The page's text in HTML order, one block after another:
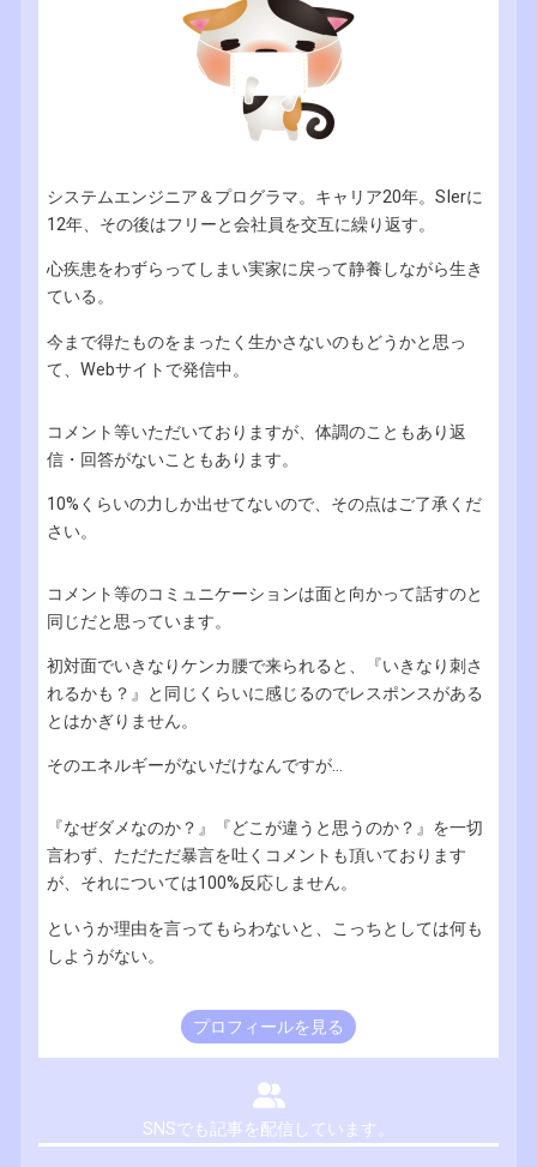
システムエンジニア＆プログラマ。キャリア20年。SIerに
12年、その後はフリーと会社員を交互に繰り返す。
心疾患をわずらってしまい実家に戻って静養しながら生き
ている。
今まで得たものをまったく生かさないのもどうかと思っ
て、Webサイトで発信中。
コメント等いただいておりますが、体調のこともあり返
信・回答がないこともあります。
10%くらいの力しか出せてないので、その点はご了承くだ
さい。
コメント等のコミュニケーションは面と向かって話すのと
同じだと思っています。
初対面でいきなりケンカ腰で来られると、『いきなり刺さ
れるかも？』と同じくらいに感じるのでレスポンスがある
とはかぎりません。
そのエネルギーがないだけなんですが...
『なぜダメなのか？』『どこが違うと思うのか？』を一切
言わず、ただただ暴言を吐くコメントも頂いております
が、それについては100%反応しません。
というか理由を言ってもらわないと、こっちとしては何も
しようがない。
プロフィールを見る
SNSでも記事を配信しています。